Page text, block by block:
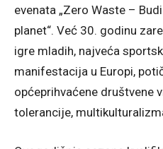
evenata „Zero Waste –
planet“. Već 30. godinu
igre mladih, najveća
manifestacija u Europi,
općeprihvaćene društvene
tolerancije,